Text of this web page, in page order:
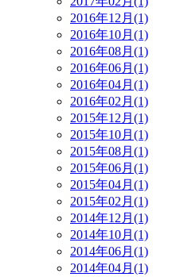
2016年12月(1)
2016年10月(1)
2016年08月(1)
2016年06月(1)
2016年04月(1)
2016年02月(1)
2015年12月(1)
2015年10月(1)
2015年08月(1)
2015年06月(1)
2015年04月(1)
2015年02月(1)
2014年12月(1)
2014年10月(1)
2014年06月(1)
2014年04月(1)